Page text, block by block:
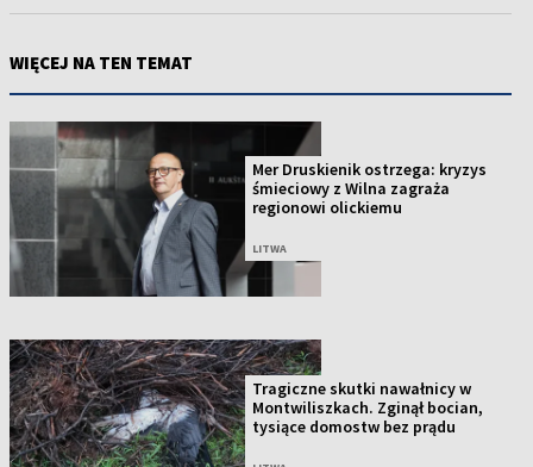
WIĘCEJ NA TEN TEMAT
Mer Druskienik ostrzega: kryzys
śmieciowy z Wilna zagraża
regionowi olickiemu
LITWA
Tragiczne skutki nawałnicy w
Montwiliszkach. Zginął bocian,
tysiące domostw bez prądu